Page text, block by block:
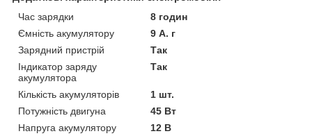
Час зарядки
8 годин
Ємність акумулятору
9 А. г
Зарядний пристрій
Так
Індикатор заряду
акумулятора
Так
Кількість акумуляторів
1 шт.
Потужність двигуна
45 Вт
Напруга акумулятору
12 В